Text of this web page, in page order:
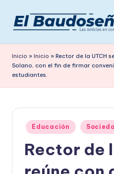
Saltar
contenido
e
ri
ó
d
en
contexto
Inicio » Inicio » Rector de la UTCH
Solano, con el fin de firmar
estudiantes.
Publicado
en
Educación
Rector de